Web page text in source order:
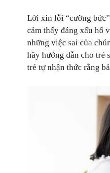
Lời xin lỗi “cưỡng
cảm thấy đáng xấu hổ
những việc sai của
hãy hướng dẫn cho trẻ
trẻ tự nhận thức rằng